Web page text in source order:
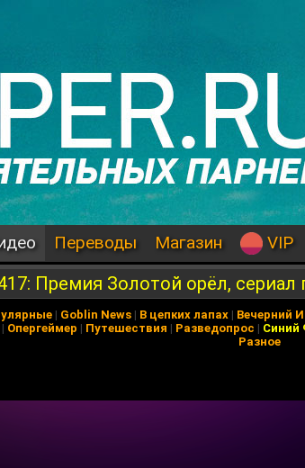
Переводы Магазин VIP
Премия Золотой орёл,
| Goblin News | В цепких лапах | Вечерний
| Опергеймер | Путешествия | Разведопрос | Синий
Разное